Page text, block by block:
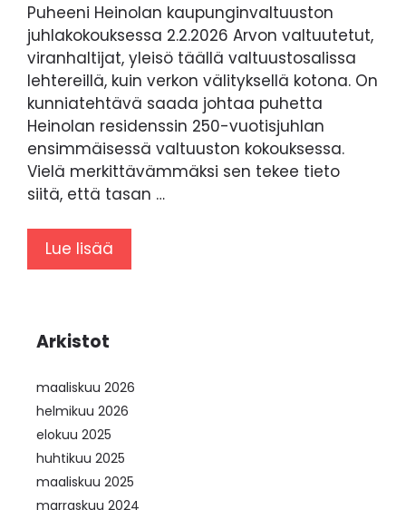
Puheeni Heinolan kaupunginvaltuuston
juhlakokouksessa 2.2.2026 Arvon valtuutetut,
viranhaltijat, yleisö täällä valtuustosalissa
lehtereillä, kuin verkon välityksellä kotona. On
kunniatehtävä saada johtaa puhetta
Heinolan residenssin 250-vuotisjuhlan
ensimmäisessä valtuuston kokouksessa.
Vielä merkittävämmäksi sen tekee tieto
siitä, että tasan …
Lue lisää
Arkistot
maaliskuu 2026
helmikuu 2026
elokuu 2025
huhtikuu 2025
maaliskuu 2025
marraskuu 2024